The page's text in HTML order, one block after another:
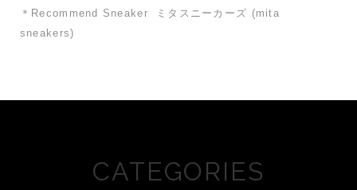
＊Recommend Sneaker
ミタスニーカーズ (mita
sneakers)
CATEGORIES